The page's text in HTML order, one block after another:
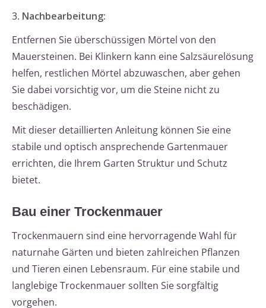
3. Nachbearbeitung:
Entfernen Sie überschüssigen Mörtel von den
Mauersteinen. Bei Klinkern kann eine Salzsäurelösung
helfen, restlichen Mörtel abzuwaschen, aber gehen
Sie dabei vorsichtig vor, um die Steine nicht zu
beschädigen.
Mit dieser detaillierten Anleitung können Sie eine
stabile und optisch ansprechende Gartenmauer
errichten, die Ihrem Garten Struktur und Schutz
bietet.
Bau einer Trockenmauer
Trockenmauern sind eine hervorragende Wahl für
naturnahe Gärten und bieten zahlreichen Pflanzen
und Tieren einen Lebensraum. Für eine stabile und
langlebige Trockenmauer sollten Sie sorgfältig
vorgehen.